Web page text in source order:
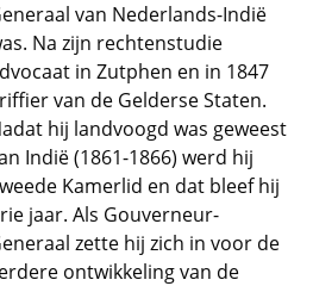
van Nederlands-Indië
Na zijn rechtenstudie
in Zutphen en in 1847
van de Gelderse Staten.
hij landvoogd was geweest
Indië (1861-1866) werd hij
Kamerlid en dat bleef hij
jaar. Als Gouverneur-
zette hij zich in voor de
ontwikkeling van de